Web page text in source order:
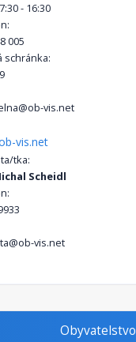
- 16:30
005
schránka:
vis.net
vis.net
tka:
Scheidl
vis.net
Obyvatelstvo